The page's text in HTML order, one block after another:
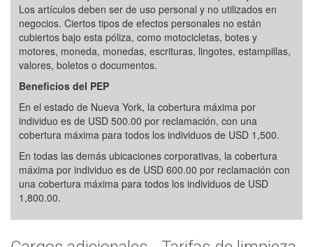
Los artículos deben ser de uso personal y no utilizados en
negocios. Ciertos tipos de efectos personales no están
cubiertos bajo esta póliza, como motocicletas, botes y
motores, moneda, monedas, escrituras, lingotes, estampillas,
valores, boletos o documentos.
Beneficios del PEP
En el estado de Nueva York, la cobertura máxima por
individuo es de USD 500.00 por reclamación, con una
cobertura máxima para todos los individuos de USD 1,500.
En todas las demás ubicaciones corporativas, la cobertura
máxima por individuo es de USD 600.00 por reclamación con
una cobertura máxima para todos los individuos de USD
1,800.00.